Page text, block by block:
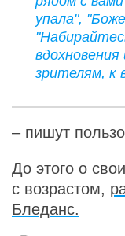
упала",
зрителям, к
– пишут
До этого о
с возрастом,
Бледанс.